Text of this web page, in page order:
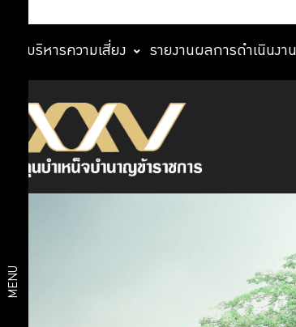
การบริหารความเสี่ยง รายงานผลการดำเนินงาน
MENU
การ
กำกับ
ข้อมูลต่อ
สาธารณะ
มาตรการ